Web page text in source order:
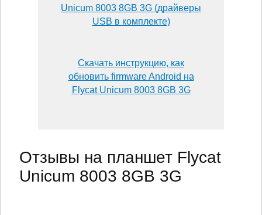
Unicum 8003 8GB 3G (драйверы
USB в комплекте)
Скачать инструкцию, как
обновить firmware Android на
Flycat Unicum 8003 8GB 3G
Отзывы на планшет Flycat
Unicum 8003 8GB 3G